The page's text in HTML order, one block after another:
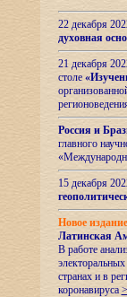
22 декабря
духовная
21 декабря
столе
Россия и
главного
15 декабря
Новое
Латинская
В работе
странах и в
коронавируса